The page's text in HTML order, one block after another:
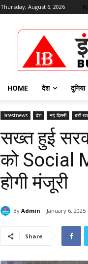
Thursday, August 6, 2026
HOME देश दुनिया
latestnews देश नई दिल्ली बड़ी
सख्त हुई
को Social
होगी मंजूरी
By Admin January 6, 2025
Share